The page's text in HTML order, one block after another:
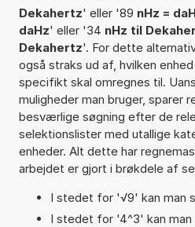
Dekahertz' eller '89 nHz =
daHz' eller '34 nHz til
Dekahertz'. For dette
også straks ud af, hvilken
specifikt skal omregnes til.
muligheder man bruger, sparer
besværlige søgning efter de
selektionslister med utallige
enheder. Alt dette har
arbejdet er gjort i brøkdele af
I stedet for '√9' kan man
I stedet for '4^3' kan